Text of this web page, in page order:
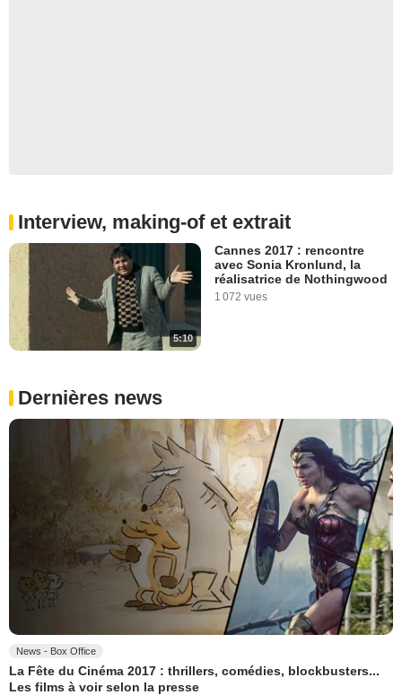
Interview, making-of et extrait
5:10
Cannes 2017 : rencontre
avec Sonia Kronlund, la
réalisatrice de Nothingwood
1 072 vues
Dernières news
News - Box Office
La Fête du Cinéma 2017 : thrillers, comédies, blockbusters...
Les films à voir selon la presse